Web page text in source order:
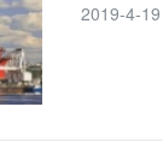
2019-4-